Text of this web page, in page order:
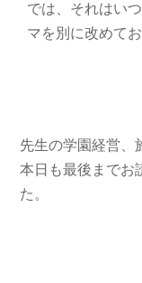
では、それはい
マを別に改めて
先生の学園経営、
本日も最後までお
た。